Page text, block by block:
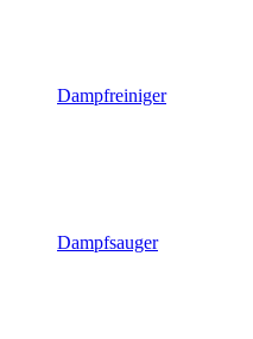
Dampfreiniger
Dampfsauger